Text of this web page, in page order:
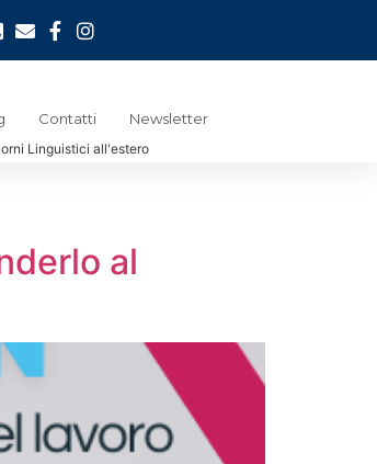
Contatti Newsletter
Linguistici all'estero
al